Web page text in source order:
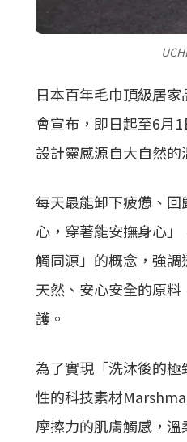
日本百年毛巾頂級居
會宣布，即日起至6月
設計靈感源自大自然
每天最能卸下疲憊、
心，穿著能安撫身心
觸同源」的概念，強
天然、安心安全的原
護。
為了實現「洗沐後的
性的科技素材
摩擦力的肌膚觸感，